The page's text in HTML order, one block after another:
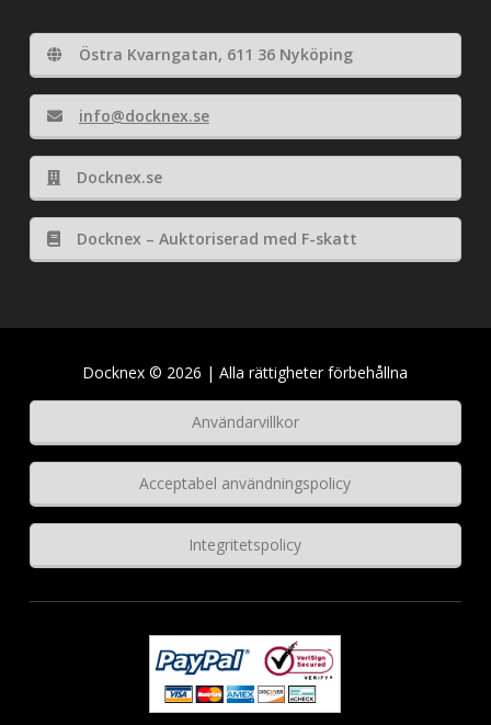
Östra Kvarngatan, 611 36 Nyköping
info@docknex.se
Docknex.se
Docknex – Auktoriserad med F-skatt
Docknex © 2026 | Alla rättigheter förbehållna
Användarvillkor
Acceptabel användningspolicy
Integritetspolicy